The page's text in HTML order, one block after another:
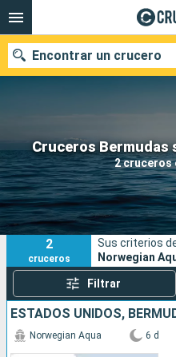
Cruceros Bermudas
2 cruceros
Encontrar un crucero
Nuestros destinos
Fecha de salida
Puertos
2
cruceros
Sus criterios
Norwegian
Filtrar
ESTADOS UNIDOS,
Norwegian Aqua 6 d